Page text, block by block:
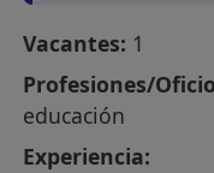
Vacantes: 1
Profesiones/
educación
Experiencia: